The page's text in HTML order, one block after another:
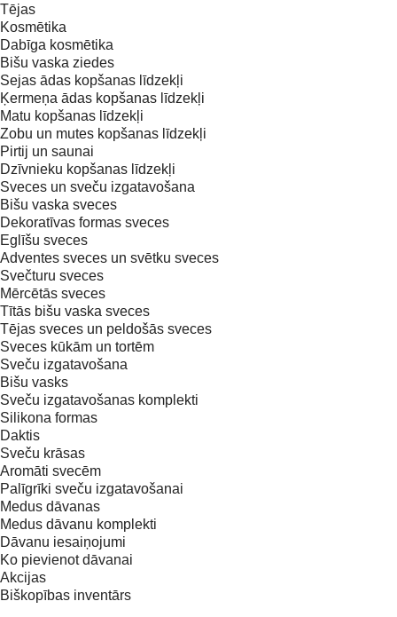
Tējas
Kosmētika
Dabīga kosmētika
Bišu vaska ziedes
Sejas ādas kopšanas līdzekļi
Ķermeņa ādas kopšanas līdzekļi
Matu kopšanas līdzekļi
Zobu un mutes kopšanas līdzekļi
Pirtij un saunai
Dzīvnieku kopšanas līdzekļi
Sveces un sveču izgatavošana
Bišu vaska sveces
Dekoratīvas formas sveces
Eglīšu sveces
Adventes sveces un svētku sveces
Svečturu sveces
Mērcētās sveces
Tītās bišu vaska sveces
Tējas sveces un peldošās sveces
Sveces kūkām un tortēm
Sveču izgatavošana
Bišu vasks
Sveču izgatavošanas komplekti
Silikona formas
Daktis
Sveču krāsas
Aromāti svecēm
Palīgrīki sveču izgatavošanai
Medus dāvanas
Medus dāvanu komplekti
Dāvanu iesaiņojumi
Ko pievienot dāvanai
Akcijas
Biškopības inventārs